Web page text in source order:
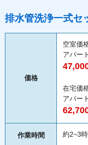
排水管洗浄一式セ
価格
空室価
アパー
在宅価
アパー
作業時間 約2~3